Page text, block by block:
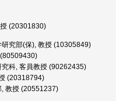
(20301830)
究部(保), 教授 (10305849)
科, 客員教授 (90262435)
(20318794)
, 教授 (20551237)